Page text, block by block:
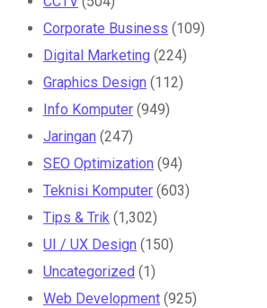
Corporate Business (109)
Digital Marketing (224)
Graphics Design (112)
Info Komputer (949)
Jaringan (247)
SEO Optimization (94)
Teknisi Komputer (603)
Tips & Trik (1,302)
UI / UX Design (150)
Uncategorized (1)
Web Development (925)